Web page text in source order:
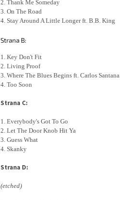
2. Thank Me Someday
3. On The Road
4. Stay Around A Little Longer ft. B.B. King
Strana B:
1. Key Don't Fit
2. Living Proof
3. Where The Blues Begins ft. Carlos Santana
4. Too Soon
Strana C:
1. Everybody's Got To Go
2. Let The Door Knob Hit Ya
3. Guess What
4. Skanky
Strana D:
(etched)